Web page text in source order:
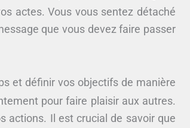
actes. Vous vous sentez détaché
que vous devez faire passer
et définir vos objectifs de manière
pour faire plaisir aux autres.
actions. Il est crucial de savoir que